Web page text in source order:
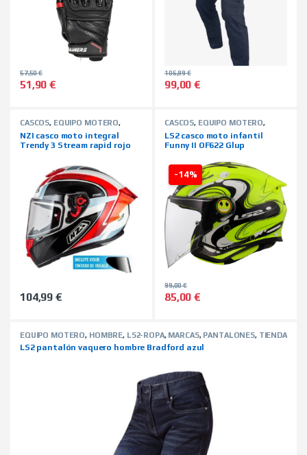
51,90€
57,50€
Este producto tiene múltiples variantes. Las opciones se
99,00€
106,99€
Este producto tiene múltiples
CASCOS, EQUIPO MOTERO,
TIENDA ON LINE
NZI casco moto integral
Trendy 3 Stream rapid rojo
104,99€
Este producto tiene múltiples variantes. Las opciones se
-14%
CASCOS, EQUIPO MOTERO,
MARCAS,TIENDA ON LINE
LS2 casco moto infantil
Funny II OF622 Glup
85,00€
99,00€
Este producto tiene múltiples
EQUIPO MOTERO, HOMBRE, LS2-ROPA, MARCAS, PANTALONES, TIENDA
VAQUEROS
LS2 pantalón vaquero hombre Bradford azul